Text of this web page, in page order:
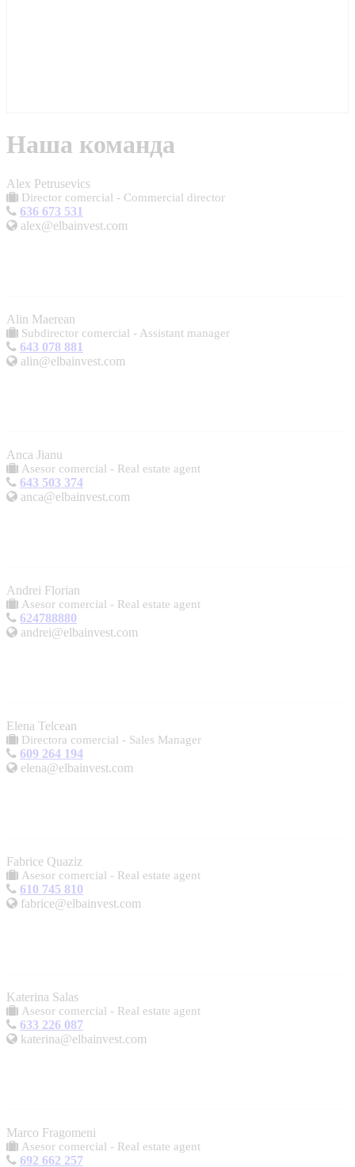
Наша команда
Alex Petrusevics
Director comercial - Commercial director
636 673 531
alex@elbainvest.com
Alin Maerean
Subdirector comercial - Assistant manager
643 078 881
alin@elbainvest.com
Anca Jianu
Asesor comercial - Real estate agent
643 503 374
anca@elbainvest.com
Andrei Florian
Asesor comercial - Real estate agent
624788880
andrei@elbainvest.com
Elena Telcean
Directora comercial - Sales Manager
609 264 194
elena@elbainvest.com
Fabrice Quaziz
Asesor comercial - Real estate agent
610 745 810
fabrice@elbainvest.com
Katerina Salas
Asesor comercial - Real estate agent
633 226 087
katerina@elbainvest.com
Marco Fragomeni
Asesor comercial - Real estate agent
692 662 257